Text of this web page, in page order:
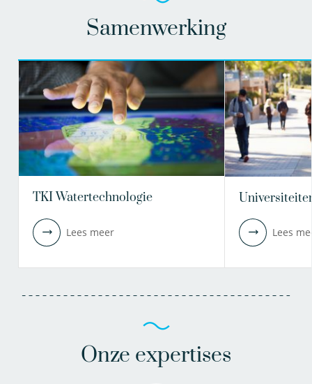
Samenwerking
TKI Watertechnologie
Lees meer Lees
Onze expertises